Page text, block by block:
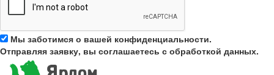
Мы заботимся о вашей конфиденциальности.
Отправляя заявку, вы соглашаетесь с обработкой данных.